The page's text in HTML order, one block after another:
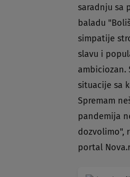
saradnju sa
baladu
simpatije
slavu i
ambiciozan.
situacije sa
Spremam
pandemija
dozvolimo",
portal